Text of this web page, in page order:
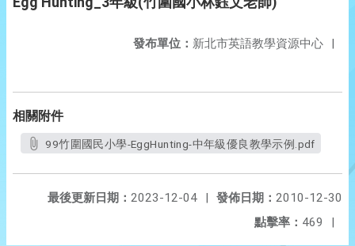
發布單位： 新北市英語教學資源中心 |
相關附件
99竹圍國民小學-EggHunting-中年級優良教學示例.pdf
發佈日期： 2010-12-30
最後更新日期： 2023-12-04
|
點擊率： 469 |